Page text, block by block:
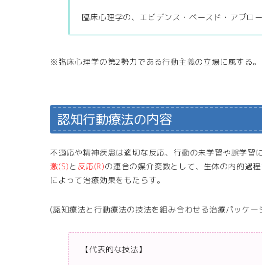
臨床心理学の、エビデンス・ベースド・アプロ
※臨床心理学の第2勢力である行動主義の立場に属する。
認知行動療法の内容
不適応や精神疾患は適切な反応、行動の未学習や誤学習
激(S)と 反応(R)の連合の媒介変数として、生体の内的過
によって治療効果をもたらす。
(認知療法と行動療法の技法を組み合わせる治療パッケ
【代表的な技法】